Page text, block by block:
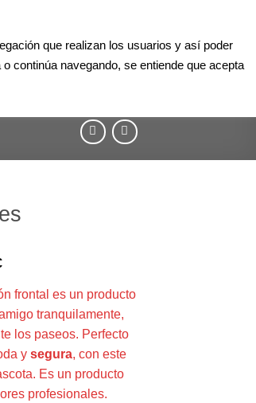
DIGITAL ¿QUÉ ES EL AGILITY?
frontal es un producto
tranquilamente,
los paseos. Perfecto
y segura, con este
Es un producto
profesionales.
que realizan los usuarios y así poder
continúa navegando, se entiende que acepta